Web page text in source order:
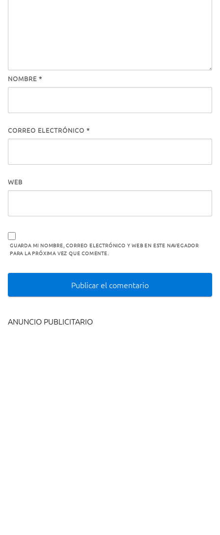
NOMBRE *
CORREO ELECTRÓNICO *
WEB
GUARDA MI NOMBRE, CORREO ELECTRÓNICO Y WEB EN ESTE NAVEGADOR
PARA LA PRÓXIMA VEZ QUE COMENTE.
ANUNCIO PUBLICITARIO